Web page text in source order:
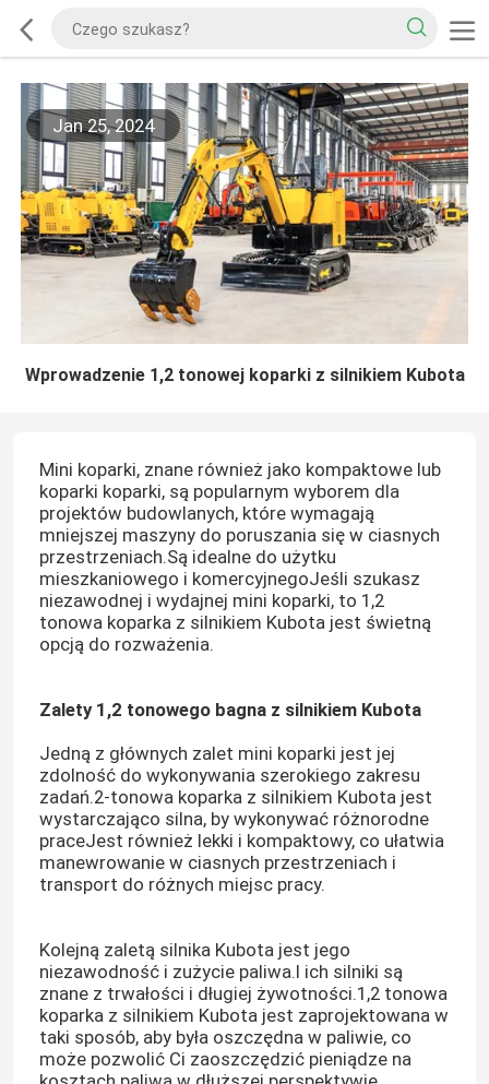
Jan 25, 2024
Wprowadzenie 1,2 tonowej koparki z silnikiem Kubota
Mini koparki, znane również jako kompaktowe lub
koparki koparki, są popularnym wyborem dla
projektów budowlanych, które wymagają
mniejszej maszyny do poruszania się w ciasnych
przestrzeniach.Są idealne do użytku
mieszkaniowego i komercyjnegoJeśli szukasz
niezawodnej i wydajnej mini koparki, to 1,2
tonowa koparka z silnikiem Kubota jest świetną
opcją do rozważenia.
Zalety 1,2 tonowego bagna z silnikiem Kubota
Jedną z głównych zalet mini koparki jest jej
zdolność do wykonywania szerokiego zakresu
zadań.2-tonowa koparka z silnikiem Kubota jest
wystarczająco silna, by wykonywać różnorodne
praceJest również lekki i kompaktowy, co ułatwia
manewrowanie w ciasnych przestrzeniach i
transport do różnych miejsc pracy.
Kolejną zaletą silnika Kubota jest jego
niezawodność i zużycie paliwa.I ich silniki są
znane z trwałości i długiej żywotności.1,2 tonowa
koparka z silnikiem Kubota jest zaprojektowana w
taki sposób, aby była oszczędna w paliwie, co
może pozwolić Ci zaoszczędzić pieniądze na